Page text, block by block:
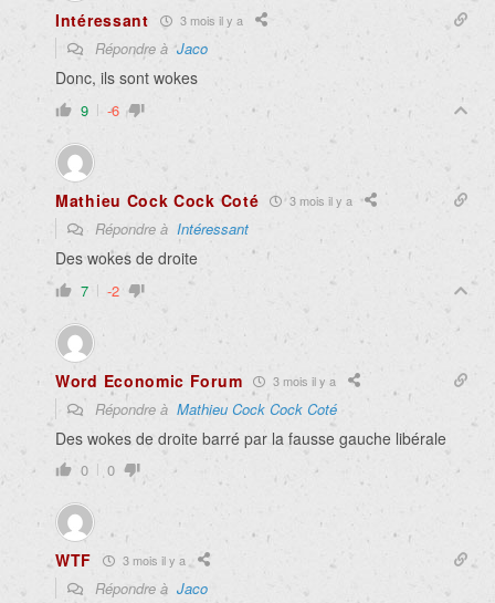
Intéressant 3 mois il y a
Répondre àJaco
Donc, ils sont wokes
9 -6
Mathieu Cock Cock Coté 3 mois il y a
Répondre à Intéressant
Des wokes de droite
7 -2
Word Economic Forum 3 mois il y a
Répondre à Mathieu Cock Cock Coté
Des wokes de droite barré par la fausse gauche libérale
0 0
WTF 3 mois il y a
Répondre à Jaco